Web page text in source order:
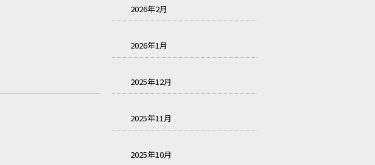
2026年2月
2026年1月
2025年12月
2025年11月
2025年10月